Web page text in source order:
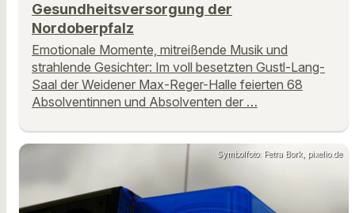
Gesundheitsversorgung der
Nordoberpfalz
Emotionale Momente, mitreißende Musik und
strahlende Gesichter: Im voll besetzten Gustl-Lang-
Saal der Weidener Max-Reger-Halle feierten 68
Absolventinnen und Absolventen der …
Symbolfoto: Petra Bork, pixelio.de